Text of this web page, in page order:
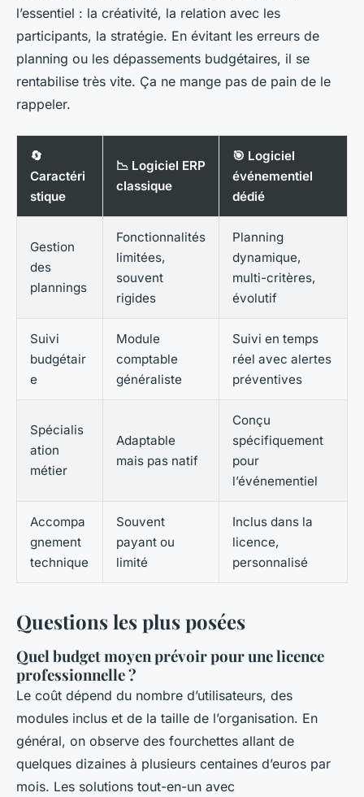
l’essentiel : la créativité, la relation avec les
participants, la stratégie. En évitant les erreurs de
planning ou les dépassements budgétaires, il se
rentabilise très vite. Ça ne mange pas de pain de le
rappeler.
🔄
Caractéri
stique
📉 Logiciel ERP
classique
🎯 Logiciel
événementiel
dédié
Gestion
des
plannings
Fonctionnalités
limitées,
souvent
rigides
Planning
dynamique,
multi-critères,
évolutif
Suivi
budgétair
e
Module
comptable
généraliste
Suivi en temps
réel avec alertes
préventives
Spécialis
ation
métier
Adaptable
mais pas natif
Conçu
spécifiquement
pour
l’événementiel
Accompa
gnement
technique
Souvent
payant ou
limité
Inclus dans la
licence,
personnalisé
Questions les plus posées
Quel budget moyen prévoir pour une licence
professionnelle ?
Le coût dépend du nombre d’utilisateurs, des
modules inclus et de la taille de l’organisation. En
général, on observe des fourchettes allant de
quelques dizaines à plusieurs centaines d’euros par
mois. Les solutions tout-en-un avec